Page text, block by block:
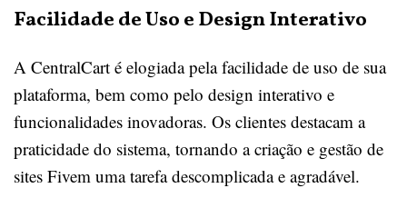
Facilidade de Uso e Design Interativo
A CentralCart é elogiada pela facilidade de uso de sua
plataforma, bem como pelo design interativo e
funcionalidades inovadoras. Os clientes destacam a
praticidade do sistema, tornando a criação e gestão de
sites Fivem uma tarefa descomplicada e agradável.